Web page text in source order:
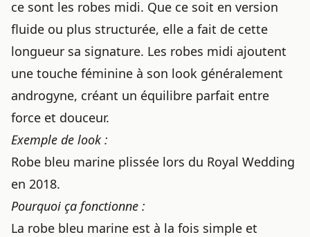
ce sont les robes midi. Que ce soit en version
fluide ou plus structurée, elle a fait de cette
longueur sa signature. Les robes midi ajoutent
une touche féminine à son look généralement
androgyne, créant un équilibre parfait entre
force et douceur.
Exemple de look :
Robe bleu marine plissée lors du Royal Wedding
en 2018.
Pourquoi ça fonctionne :
La robe bleu marine est à la fois simple et